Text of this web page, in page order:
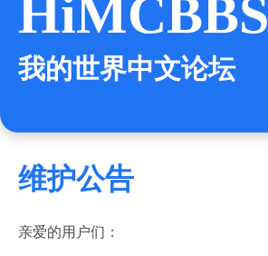
HiMCBBS
我的世界中文论坛
维护公告
亲爱的用户们：